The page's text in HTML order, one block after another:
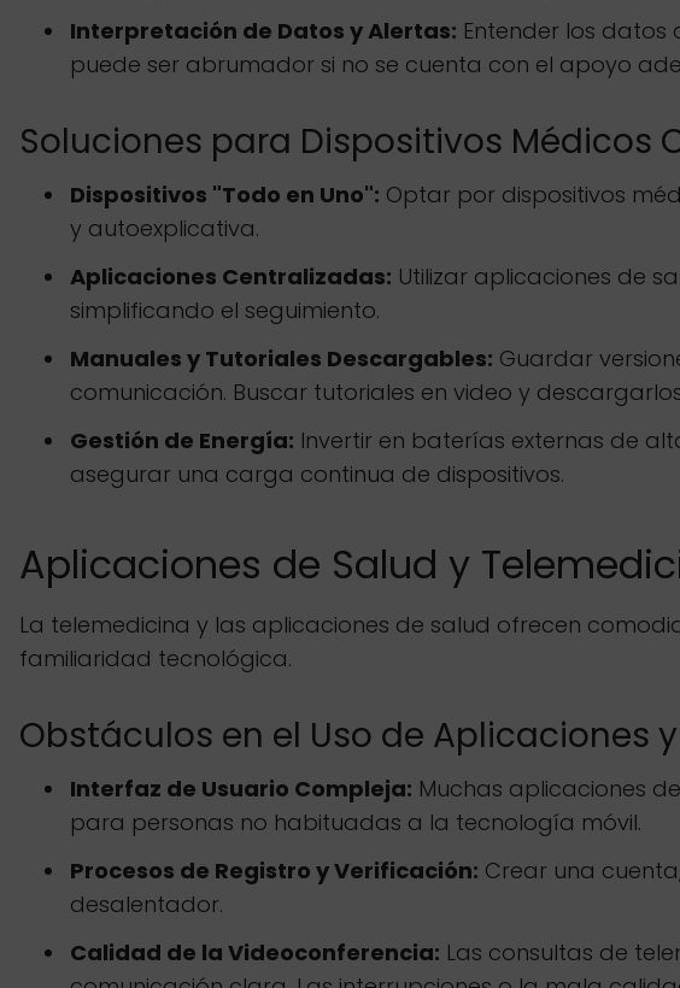
Interpretación de Datos y Alertas: Entender los
puede ser abrumador si no se cuenta con el apoyo
Soluciones para Dispositivos Médicos
Dispositivos "Todo en Uno": Optar por dispositivos
y autoexplicativa.
Aplicaciones Centralizadas: Utilizar aplicaciones de
simplificando el seguimiento.
Manuales y Tutoriales Descargables: Guardar
comunicación. Buscar tutoriales en video y
Gestión de Energía: Invertir en baterías externas de
asegurar una carga continua de dispositivos.
Aplicaciones de Salud y
La telemedicina y las aplicaciones de salud ofrecen
familiaridad tecnológica.
Obstáculos en el Uso de Aplicaciones
Interfaz de Usuario Compleja: Muchas aplicaciones
para personas no habituadas a la tecnología móvil.
Procesos de Registro y Verificación: Crear una
desalentador.
Calidad de la Videoconferencia: Las consultas de